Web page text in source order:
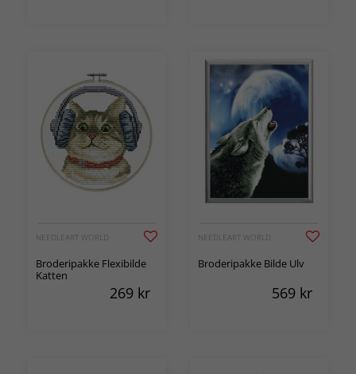
NEEDLEART WORLD
Broderipakke Flexibilde
Katten
269 kr
NEEDLEART WORLD
Broderipakke Bilde Ulv
569 kr